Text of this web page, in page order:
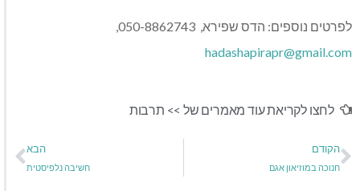
לפרטים נוספים: הדס שפירא, 050-8862743,
hadashapirapr@gmail.com
לחצו לקריאת עוד מאמרים של >> תרבות
הקודם
חנוכה במוזיאון אגם
הבא
חשיבה נלפיסטית